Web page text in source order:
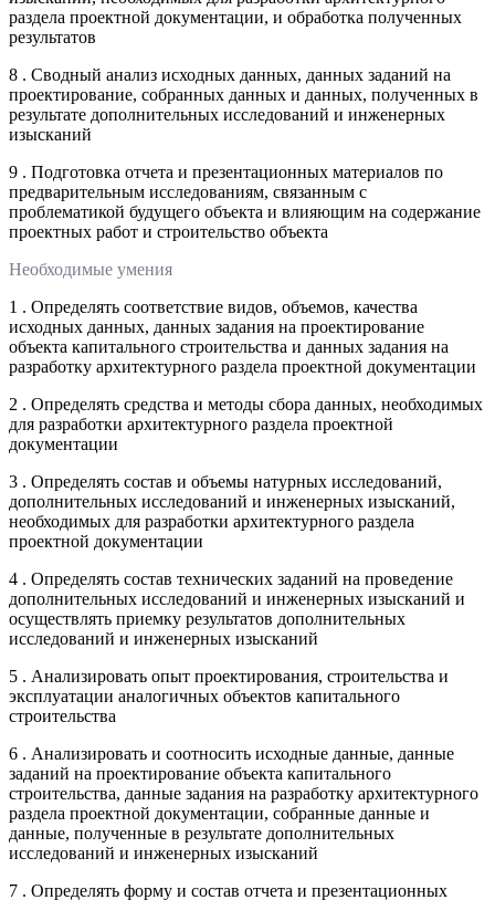
раздела проектной документации, и обработка полученных
результатов
8 . Сводный анализ исходных данных, данных заданий на
проектирование, собранных данных и данных, полученных в
результате дополнительных исследований и инженерных
изысканий
9 . Подготовка отчета и презентационных материалов по
предварительным исследованиям, связанным с
проблематикой будущего объекта и влияющим на содержание
проектных работ и строительство объекта
Необходимые умения
1 . Определять соответствие видов, объемов, качества
исходных данных, данных задания на проектирование
объекта капитального строительства и данных задания на
разработку архитектурного раздела проектной документации
2 . Определять средства и методы сбора данных, необходимых
для разработки архитектурного раздела проектной
документации
3 . Определять состав и объемы натурных исследований,
дополнительных исследований и инженерных изысканий,
необходимых для разработки архитектурного раздела
проектной документации
4 . Определять состав технических заданий на проведение
дополнительных исследований и инженерных изысканий и
осуществлять приемку результатов дополнительных
исследований и инженерных изысканий
5 . Анализировать опыт проектирования, строительства и
эксплуатации аналогичных объектов капитального
строительства
6 . Анализировать и соотносить исходные данные, данные
заданий на проектирование объекта капитального
строительства, данные задания на разработку архитектурного
раздела проектной документации, собранные данные и
данные, полученные в результате дополнительных
исследований и инженерных изысканий
7 . Определять форму и состав отчета и презентационных